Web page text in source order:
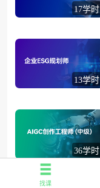
17学时
13学时
36学时
找课